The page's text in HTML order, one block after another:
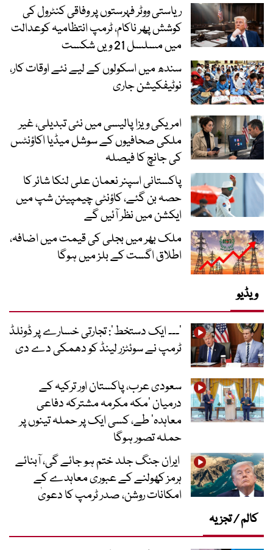
ریاستی ووٹر فہرستوں پر وفاقی کنٹرول کی
کوشش پھر ناکام، ٹرمپ انتظامیہ کوعدالت
میں مسلسل 21 ویں شکست
سندھ میں اسکولوں کے لیے نئے اوقات کار،
نوٹیفکیشن جاری
امریکی ویزا پالیسی میں نئی تبدیلی، غیر
ملکی صحافیوں کے سوشل میڈیا اکاؤنٹس
کی جانچ کا فیصلہ
پاکستانی اسپنر نعمان علی لنکا شائر کا
حصہ بن گئے، کاؤنٹی چیمپیئن شپ میں
ایکشن میں نظر آئیں گے
ملک بھر میں بجلی کی قیمت میں اضافہ،
اطلاق اگست کے بلز میں ہوگا
ویڈیو
’۔۔۔ ایک دستخط‘: تجارتی خسارے پر ڈونلڈ
ٹرمپ نے سوئٹزر لینڈ کو دھمکی دے دی
سعودی عرب، پاکستان اور ترکیہ کے
درمیان ’مکہ مکرمہ مشترکہ دفاعی
معاہدہ‘ طے، کسی ایک پر حملہ تینوں پر
حملہ تصور ہوگا
ایران جنگ جلد ختم ہو جائے گی، آبنائے
ہرمز کھولنے کے عبوری معاہدے کے
امکانات روشن، صدر ٹرمپ کا دعویٰ
کالم / تجزیہ